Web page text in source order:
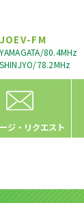
JOEV-FM
YAMAGATA/80.4MHz
SHINJYO/78.2MHz
ジ・リクエスト